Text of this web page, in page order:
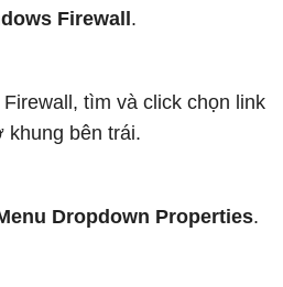
Firewall.
tìm và click chọn link
khung bên trái.
Dropdown Properties.